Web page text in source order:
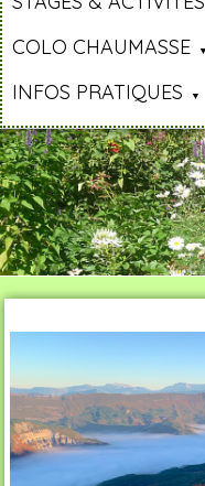
COLO CHAUMASSE
INFOS PRATIQUES